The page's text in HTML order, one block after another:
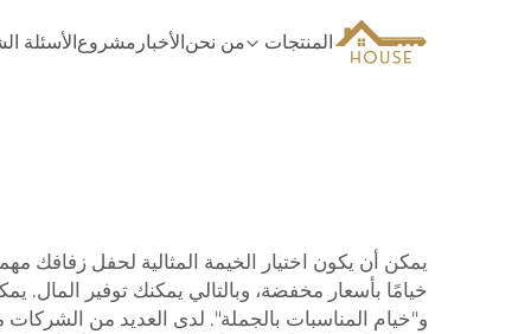
المنتجات من نحنالأخبار مشروعالأسئلة
يمكن أن يكون اختيار الخيمة المثالية لحفل زفافك
و"خيام المناسبات بالجملة". لدى العديد من الشركات